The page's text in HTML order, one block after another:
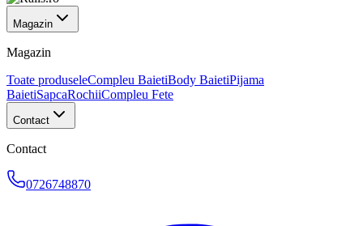
Magazin
Magazin
Toate produseleCompleu BaietiBody BaietiPijama
BaietiSapcaRochiiCompleu Fete
Contact
Contact
0726748870